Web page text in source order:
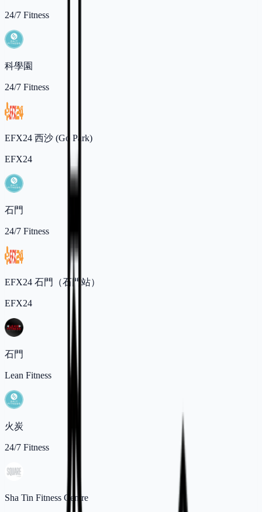
24/7 Fitness
科學園
24/7 Fitness
EFX24 西沙 (Go Park)
EFX24
石門
24/7 Fitness
EFX24 石門（石門站）
EFX24
石門
Lean Fitness
火炭
24/7 Fitness
Sha Tin Fitness Centre